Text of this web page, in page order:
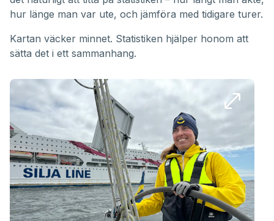
hur länge man var ute, och jämföra med tidigare turer.
Kartan väcker minnet. Statistiken hjälper honom att
sätta det i ett sammanhang.